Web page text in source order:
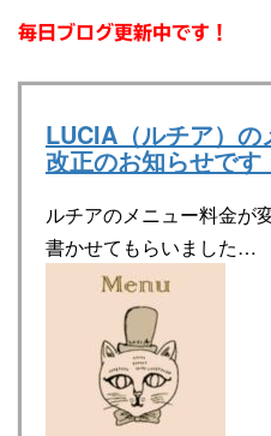
毎日ブログ更新中です！
LUCIA（ルチア）
改正のお知らせで
ルチアのメニュー料金が
書かせてもらいました…